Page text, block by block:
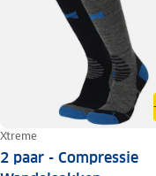
Xtreme
2 paar - Compressie